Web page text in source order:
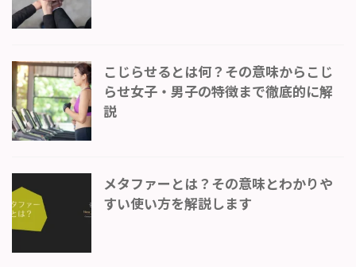
こじらせるとは何？その意味からこじ
らせ女子・男子の特徴まで徹底的に解
説
メタファーとは？その意味とわかりや
すい使い方を解説します